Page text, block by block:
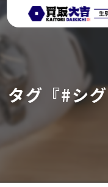
タグ『#シ